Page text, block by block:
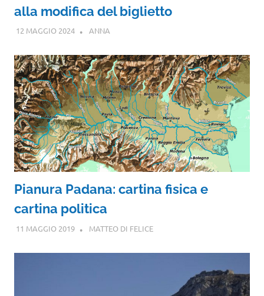
alla modifica del biglietto
12 MAGGIO 2024 ANNA
Pianura Padana: cartina fisica e
cartina politica
11 MAGGIO 2019 MATTEO DI FELICE